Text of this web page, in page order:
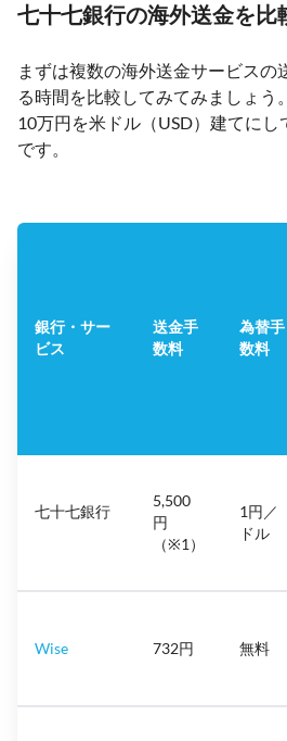
七十七銀行の海外送金を比
まずは複数の海外送金サービスの
る時間を比較してみてみましょう
10万円を米ドル（USD）建てに
です。
銀行・サー
ビス
送金手
数料
為替手
数料
七十七銀行
5,500
円
（※1）
1円／
ドル
Wise 732円 無料